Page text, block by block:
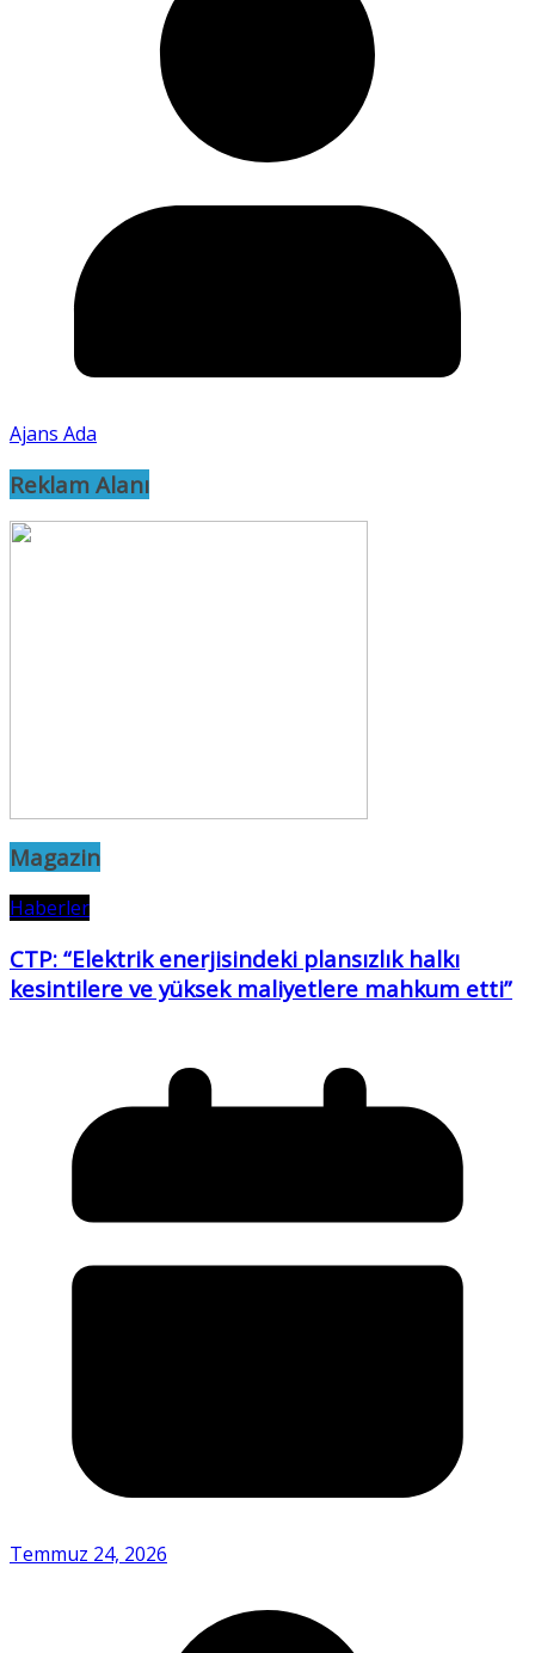
Ajans Ada
Reklam Alanı
Magazin
Haberler
CTP: “Elektrik enerjisindeki plansızlık halkı
kesintilere ve yüksek maliyetlere mahkum etti”
Temmuz 24, 2026